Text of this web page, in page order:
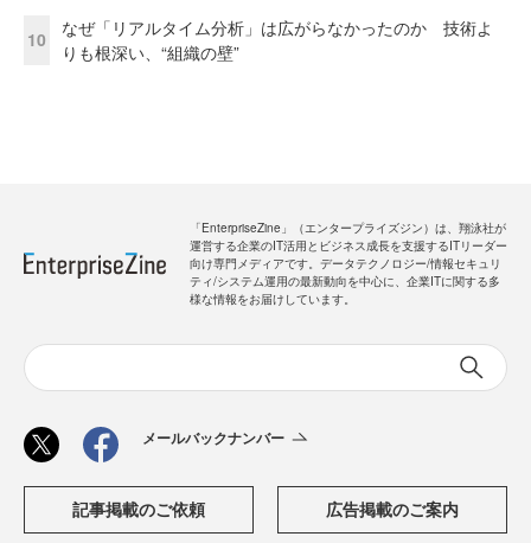
10
なぜ「リアルタイム分析」は広がらなかったのか 技術よ
りも根深い、“組織の壁”
「EnterpriseZine」（エンタープライズジン）は、翔泳社が
運営する企業のIT活用とビジネス成長を支援するITリーダー
向け専門メディアです。データテクノロジー/情報セキュリ
ティ/システム運用の最新動向を中心に、企業ITに関する多
様な情報をお届けしています。
メールバックナンバー
記事掲載のご依頼 広告掲載のご案内